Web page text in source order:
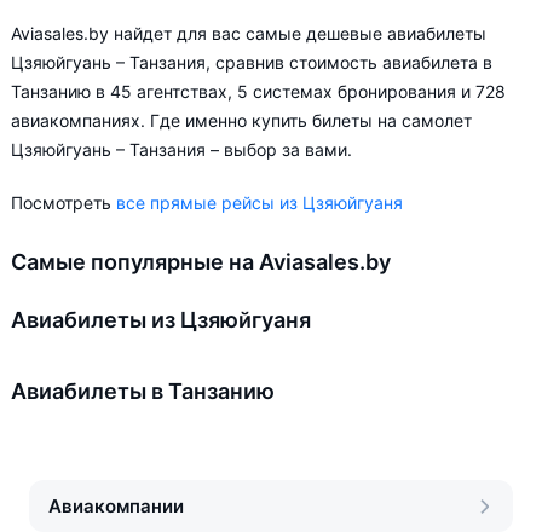
Aviasales.by найдет для вас самые дешевые авиабилеты
Цзяюйгуань – Танзания, сравнив стоимость авиабилета в
Танзанию в 45 агентствах, 5 системах бронирования и 728
авиакомпаниях. Где именно купить билеты на самолет
Цзяюйгуань – Танзания – выбор за вами.
Посмотреть все прямые рейсы из Цзяюйгуаня
Самые популярные на Aviasales.by
Авиабилеты из Цзяюйгуаня
Авиабилеты в Танзанию
Авиакомпании